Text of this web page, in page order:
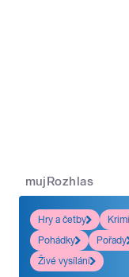
mujRozhlas
Hry a četby
Pohádky
Pořady
Živé vysílání